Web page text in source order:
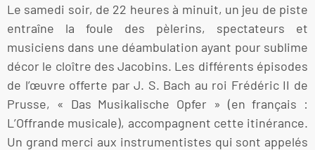
Le samedi soir, de 22 heures à minuit, un jeu de piste
entraîne la foule des pèlerins, spectateurs et
musiciens dans une déambulation ayant pour sublime
décor le cloître des Jacobins. Les différents épisodes
de l’œuvre offerte par J. S. Bach au roi Frédéric II de
Prusse, « Das Musikalische Opfer » (en français :
L’Offrande musicale), accompagnent cette itinérance.
Un grand merci aux instrumentistes qui sont appelés